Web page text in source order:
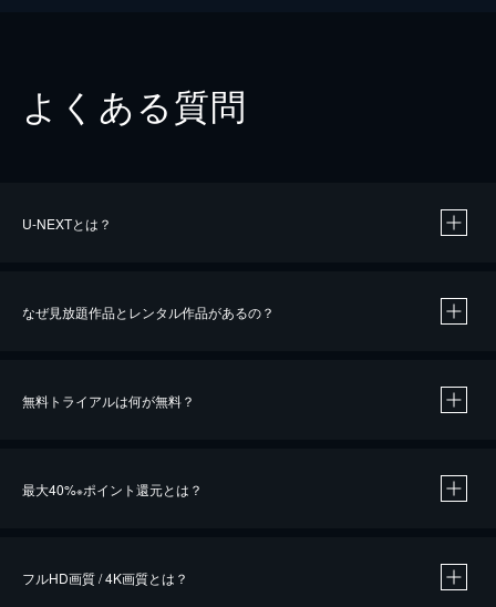
よくある質問
U-NEXTとは？
なぜ見放題作品とレンタル作品があるの？
無料トライアルは何が無料？
最大40%※ポイント還元とは？
フルHD画質 / 4K画質とは？